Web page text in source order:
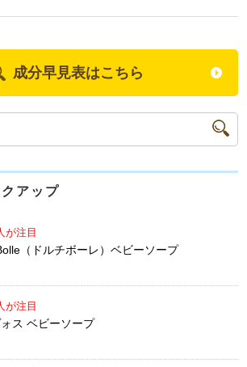
成分早見表はこちら
アップ
が注目
（ドルチボーレ）ベビーソープ
が注目
ス ベビーソープ